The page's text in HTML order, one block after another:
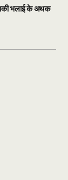
भलाई के अथक